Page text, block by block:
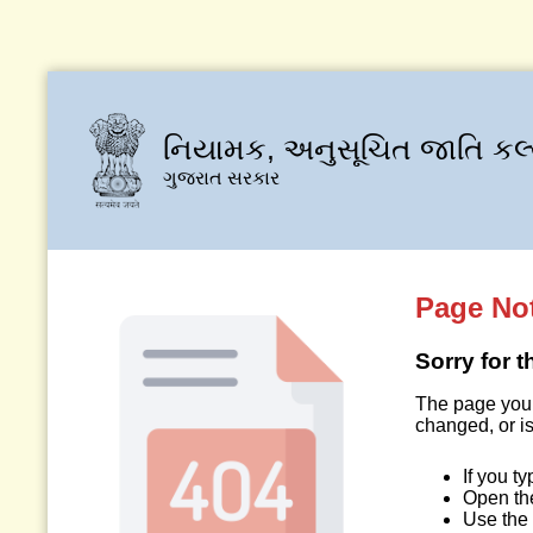
નિયામક, અનુસૂચિત જાતિ
ગુજરાત સરકાર
Page
Sorry for
The page
changed, or
If you
Open
Use